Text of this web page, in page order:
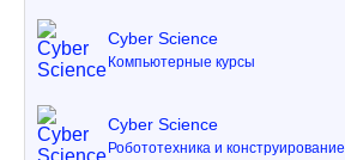
Cyber Science
Компьютерные курсы
Cyber Science
Робототехника и конструирование